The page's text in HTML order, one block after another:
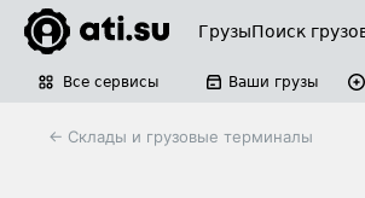
ГрузыПоиск
Все сервисы Ваши грузы
← Склады и грузовые терминалы